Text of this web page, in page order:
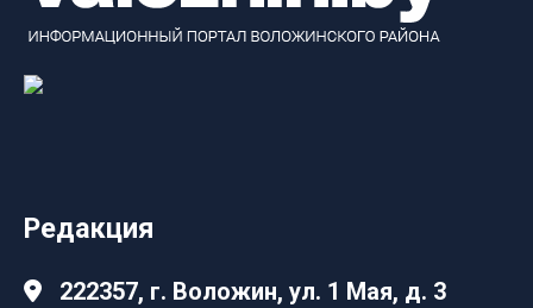
Редакция
222357, г. Воложин, ул. 1 Мая, д. 3